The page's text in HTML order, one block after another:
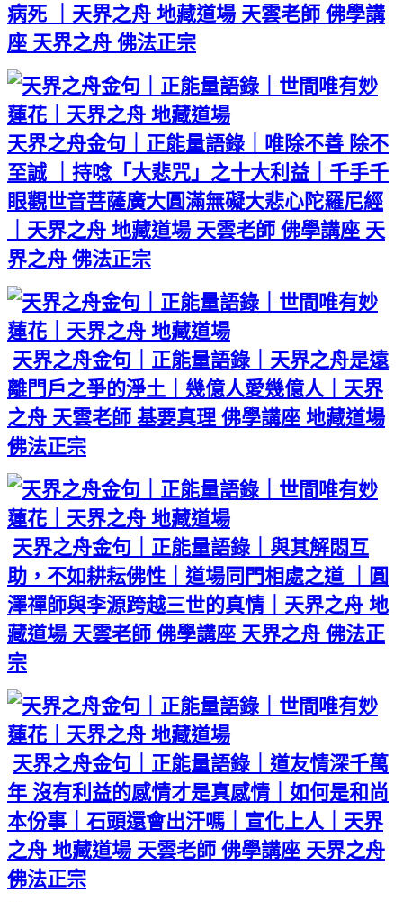
病死 ｜天界之舟 地藏道場 天雲老師 佛學講
座 天界之舟 佛法正宗
天界之舟金句｜正能量語錄｜唯除不善 除不
至誠 ｜持唸「大悲咒」之十大利益｜千手千
眼觀世音菩薩廣大圓滿無礙大悲心陀羅尼經
｜天界之舟 地藏道場 天雲老師 佛學講座 天
界之舟 佛法正宗
天界之舟金句｜正能量語錄｜天界之舟是遠
離門戶之爭的淨土｜幾億人愛幾億人｜天界
之舟 天雲老師 基要真理 佛學講座 地藏道場
佛法正宗
天界之舟金句｜正能量語錄｜與其解悶互
助，不如耕耘佛性｜道場同門相處之道 ｜圓
澤禪師與李源跨越三世的真情｜天界之舟 地
藏道場 天雲老師 佛學講座 天界之舟 佛法正
宗
天界之舟金句｜正能量語錄｜道友情深千萬
年 沒有利益的感情才是真感情｜如何是和尚
本份事｜石頭還會出汗嗎｜宣化上人｜天界
之舟 地藏道場 天雲老師 佛學講座 天界之舟
佛法正宗